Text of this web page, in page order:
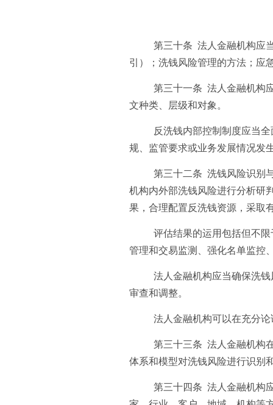
第三十条 法人金融机构应
引）；洗钱风险管理的方法；应
第三十一条 法人金融机构
文种类、层级和对象。
反洗钱内部控制制度应当
规、监管要求或业务发展情况发
第三十二条 洗钱风险识别
机构内外部洗钱风险进行分析研
果，合理配置反洗钱资源，采取
评估结果的运用包括但不
管理和交易监测、强化名单监控
法人金融机构应当确保洗
审查和调整。
法人金融机构可以在充分
第三十三条 法人金融机构
体系和模型对洗钱风险进行识别
第三十四条 法人金融机构